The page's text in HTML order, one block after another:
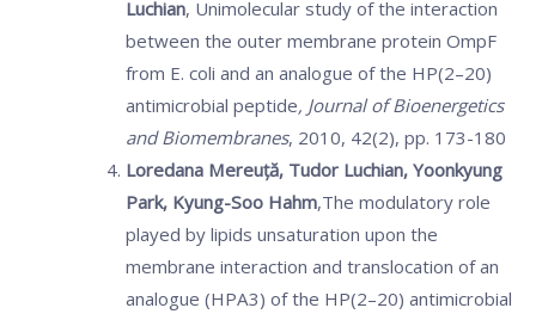
Luchian, Unimolecular study of the interaction
between the outer membrane protein OmpF
from E. coli and an analogue of the HP(2–20)
antimicrobial peptide, Journal of Bioenergetics
and Biomembranes, 2010, 42(2), pp. 173-180
Loredana Mereuţă, Tudor Luchian, Yoonkyung
Park, Kyung-Soo Hahm,The modulatory role
played by lipids unsaturation upon the
membrane interaction and translocation of an
analogue (HPA3) of the HP(2–20) antimicrobial